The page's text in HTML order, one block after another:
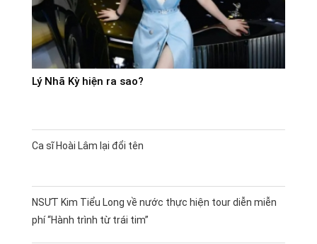
Lý Nhã Kỳ hiện ra sao?
Ca sĩ Hoài Lâm lại đổi tên
NSƯT Kim Tiểu Long về nước thực hiện tour diễn miễn
phí “Hành trình từ trái tim”